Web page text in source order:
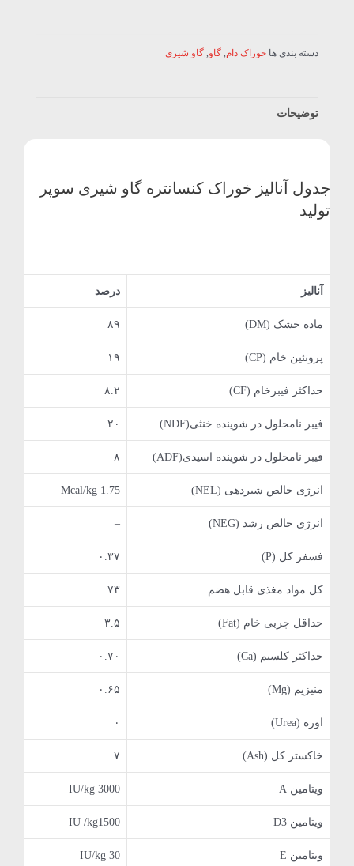
دسته بندی ها خوراک دام, گاو, گاو شیری
توضیحات
جدول آنالیز خوراک کنسانتره گاو شیری سوپر
تولید
آنالیز درصد
ماده خشک (DM) ۸۹
پروتئین خام (CP) ۱۹
حداکثر فیبرخام (CF) ۸.۲
فیبر نامحلول در شوینده خنثی(NDF) ۲۰
فیبر نامحلول در شوینده اسیدی(ADF) ۸
انرژی خالص شیردهی (NEL) Mcal/kg 1.75
انرژی خالص رشد (NEG) –
فسفر کل (P) ۰.۳۷
کل مواد مغذی قابل هضم ۷۳
حداقل چربی خام (Fat) ۳.۵
حداکثر کلسیم (Ca) ۰.۷۰
منیزیم (Mg) ۰.۶۵
اوره (Urea) ۰
خاکستر کل (Ash) ۷
ویتامین A IU/kg 3000
ویتامین D3 IU /kg1500
ویتامین E IU/kg 30